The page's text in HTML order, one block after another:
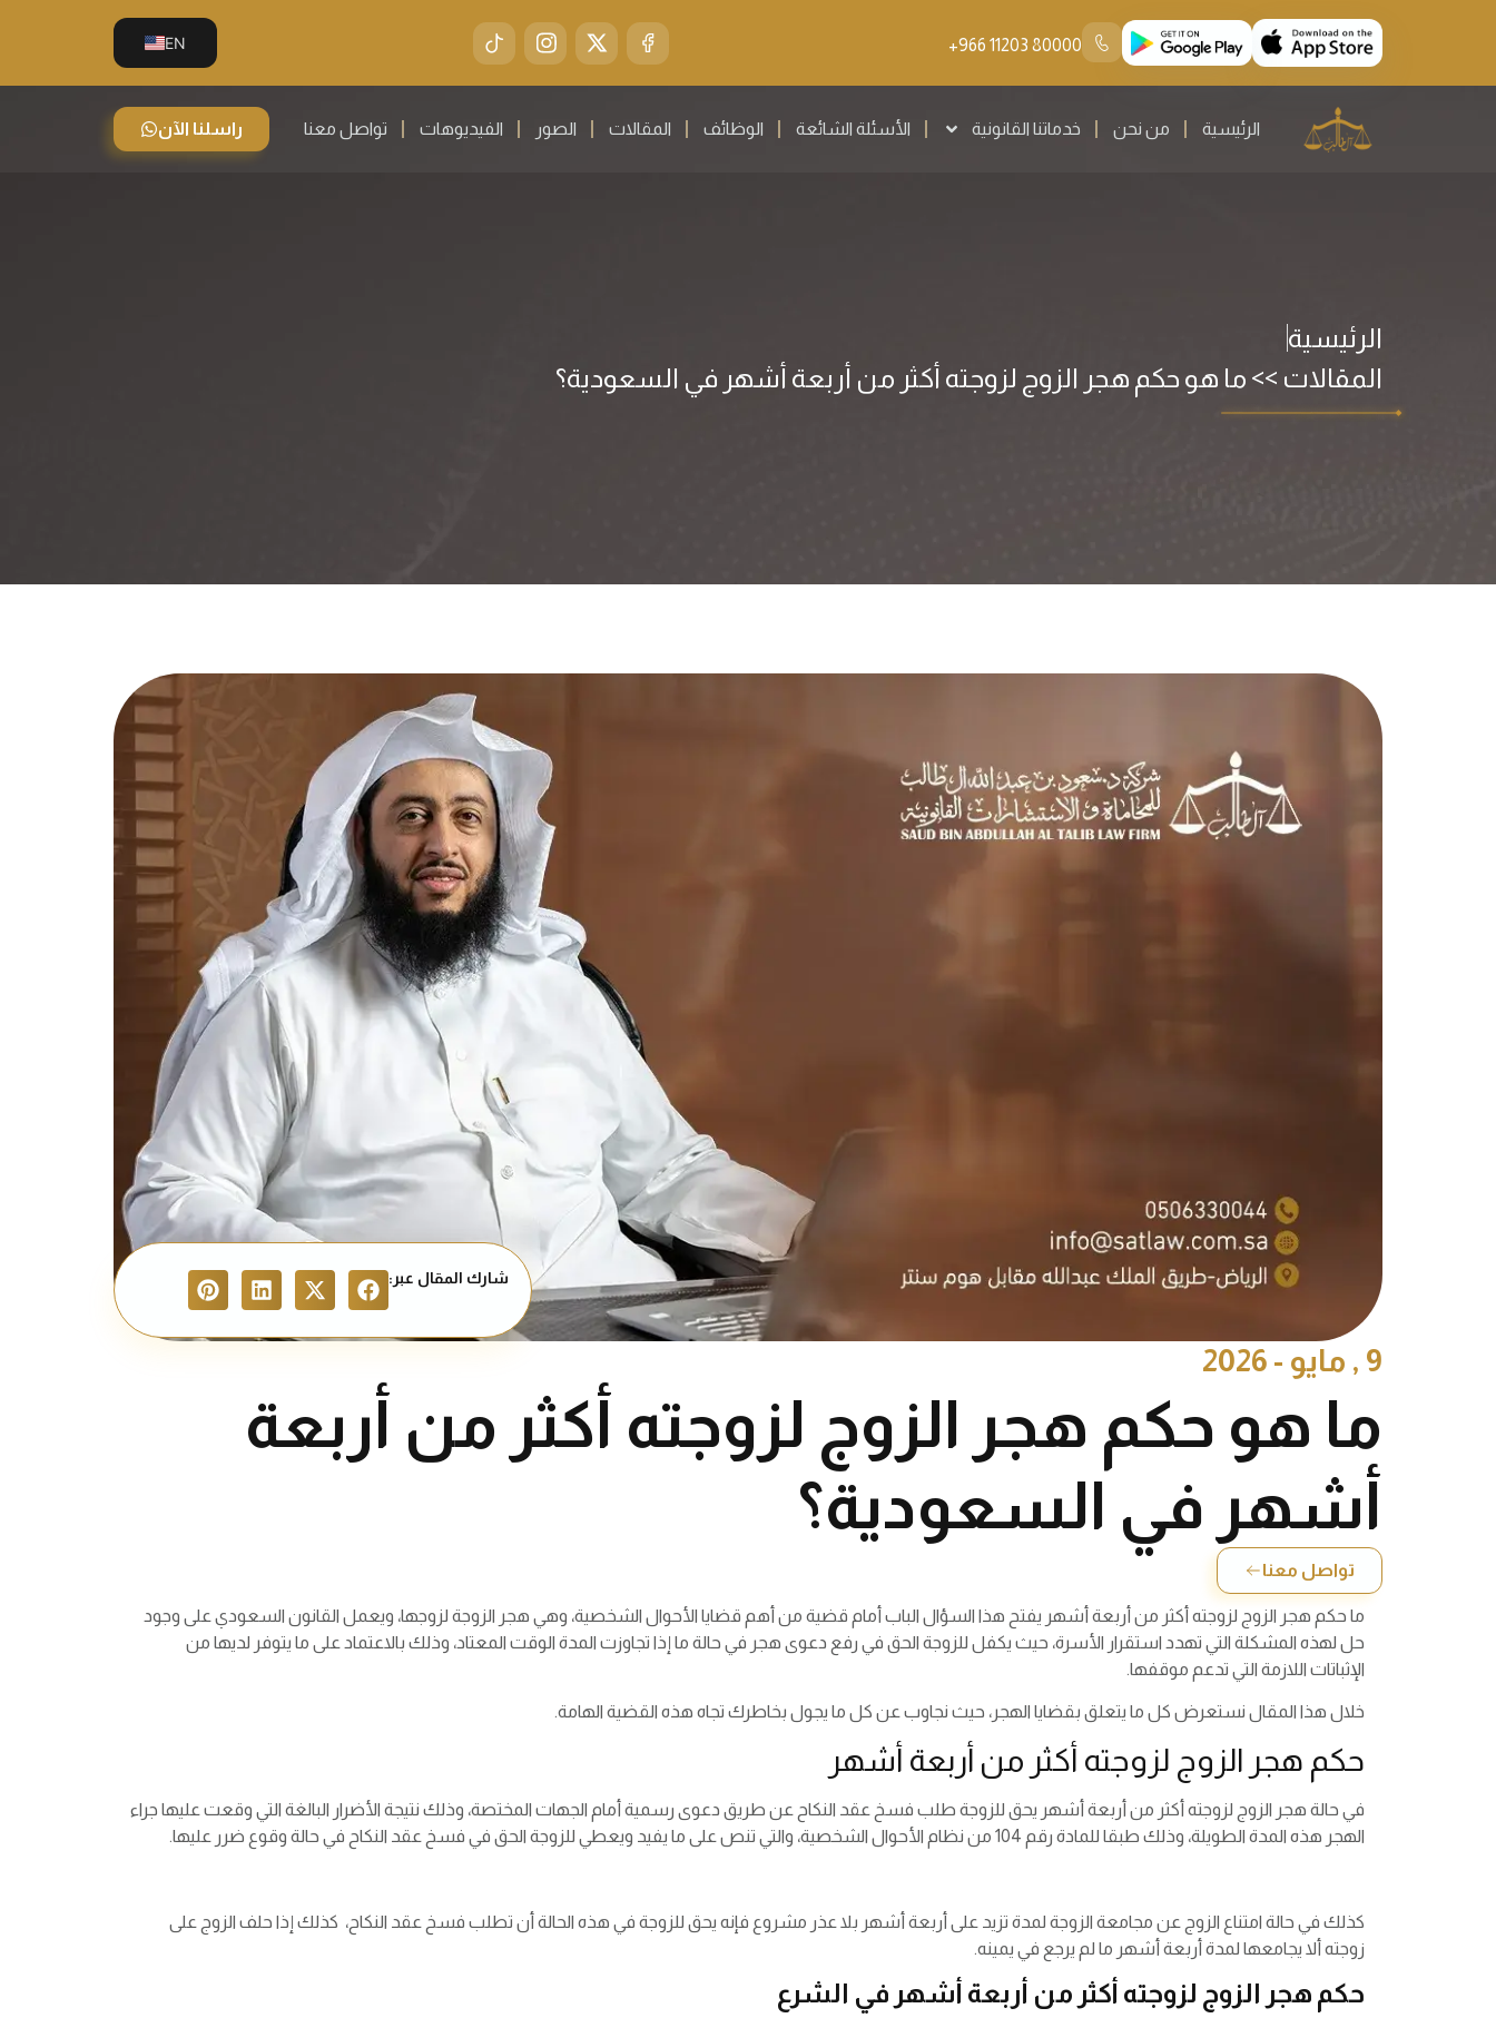
80000 11203 966+
EN
الرئيسية من نحن خدماتنا القانونية الأسئلة الشائعة الوظائف المقالات الصور الفيديوهات تواصل معنا راسلنا الآن
الرئيسية
المقالات >> ما هو حكم هجر الزوج لزوجته أكثر من أربعة أشهر في السعودية؟
شارك المقال عبر:
9 , مايو - 2026
ما هو حكم هجر الزوج لزوجته أكثر من أربعة
أشهر في السعودية؟
تواصل معنا
ما حكم هجر الزوج لزوجته أكثر من أربعة أشهر يفتح هذا السؤال الباب أمام قضية من أهم قضايا الأحوال الشخصية، وهي هجر الزوجة لزوجها، ويعمل القانون السعودي على وجود
حل لهذه المشكلة التي تهدد استقرار الأسرة، حيث يكفل للزوجة الحق في رفع دعوى هجر في حالة ما إذا تجاوزت المدة الوقت المعتاد، وذلك بالاعتماد على ما يتوفر لديها من
الإثباتات اللازمة التي تدعم موقفها.
خلال هذا المقال نستعرض كل ما يتعلق بقضايا الهجر، حيث نجاوب عن كل ما يجول بخاطرك تجاه هذه القضية الهامة.
حكم هجر الزوج لزوجته أكثر من أربعة أشهر
في حالة هجر الزوج لزوجته أكثر من أربعة أشهر يحق للزوجة طلب فسخ عقد النكاح عن طريق دعوى رسمية أمام الجهات المختصة، وذلك نتيجة الأضرار البالغة التي وقعت عليها جراء
الهجر هذه المدة الطويلة، وذلك طبقا للمادة رقم 104 من نظام الأحوال الشخصية، والتي تنص على ما يفيد ويعطي للزوجة الحق في فسخ عقد النكاح في حالة وقوع ضرر عليها.
كذلك في حالة امتناع الزوج عن مجامعة الزوجة لمدة تزيد على أربعة أشهر بلا عذر مشروع فإنه يحق للزوجة في هذه الحالة أن تطلب فسخ عقد النكاح، كذلك إذا حلف الزوج على
زوجته ألا يجامعها لمدة أربعة أشهر ما لم يرجع في يمينه.
حكم هجر الزوج لزوجته أكثر من أربعة أشهر في الشرع